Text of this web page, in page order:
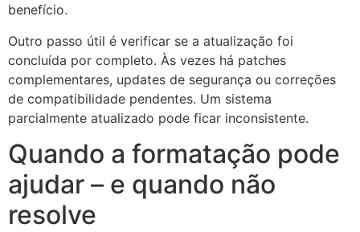
benefício.
Outro passo útil é verificar se a atualização foi
concluída por completo. Às vezes há patches
complementares, updates de segurança ou correções
de compatibilidade pendentes. Um sistema
parcialmente atualizado pode ficar inconsistente.
Quando a formatação pode
ajudar – e quando não
resolve